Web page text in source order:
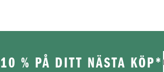
% PÅ DITT NÄSTA KÖP*